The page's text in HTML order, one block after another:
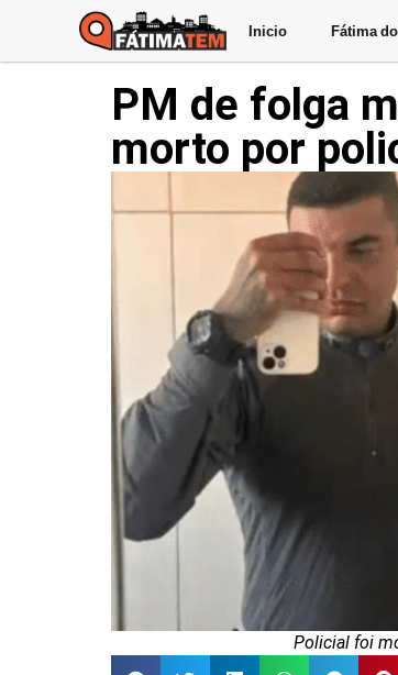
Inicio Fátima
PM de folga
morto por
Policial foi